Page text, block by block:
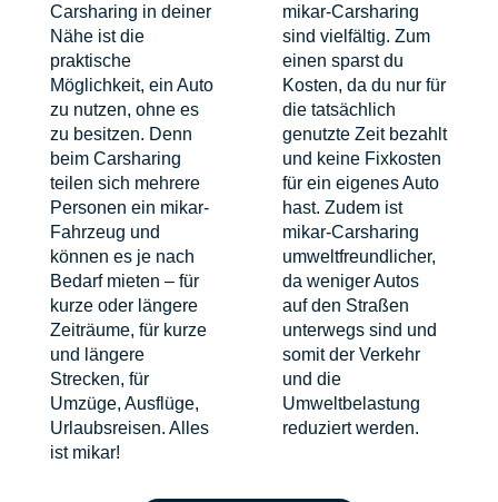
Carsharing in deiner
Nähe ist die
praktische
Möglichkeit, ein Auto
zu nutzen, ohne es
zu besitzen. Denn
beim Carsharing
teilen sich mehrere
Personen ein mikar-
Fahrzeug und
können es je nach
Bedarf mieten – für
kurze oder längere
Zeiträume, für kurze
und längere
Strecken, für
Umzüge, Ausflüge,
Urlaubsreisen. Alles
ist mikar!
mikar-Carsharing
sind vielfältig. Zum
einen sparst du
Kosten, da du nur für
die tatsächlich
genutzte Zeit bezahlt
und keine Fixkosten
für ein eigenes Auto
hast. Zudem ist
mikar-Carsharing
umweltfreundlicher,
da weniger Autos
auf den Straßen
unterwegs sind und
somit der Verkehr
und die
Umweltbelastung
reduziert werden.